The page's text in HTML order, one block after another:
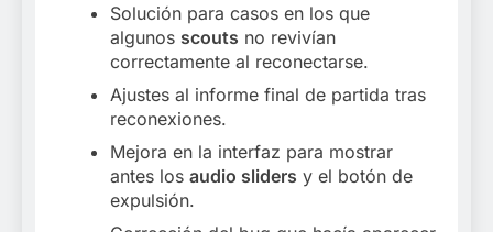
Solución para casos en los que
algunos scouts no revivían
correctamente al reconectarse.
Ajustes al informe final de partida tras
reconexiones.
Mejora en la interfaz para mostrar
antes los audio sliders y el botón de
expulsión.